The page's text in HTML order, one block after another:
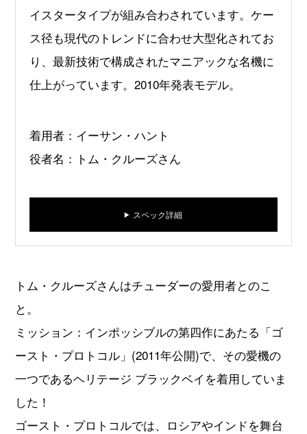
イスタータイプが組み合わされています。ケー
ス径も現代のトレンドに合わせ大型化されてお
り、最新技術で構成されたマニアックな名機に
仕上がっています。2010年発表モデル。
着用者：イーサン・ハント
役者名：トム・クルーズさん
スペック詳細
トム・クルーズさんはチューダーの愛用者とのこ
と。
ミッション：インポッシブルの第四作にあたる「ゴ
ースト・プロトコル」(2011年公開)で、その愛機の
一つであるヘリテージ ブラックベイを着用していま
した！
ゴースト・プロトコルでは、ロシアやインドを舞台